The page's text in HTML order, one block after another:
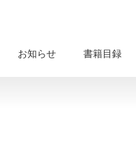
お知らせ 書籍目録